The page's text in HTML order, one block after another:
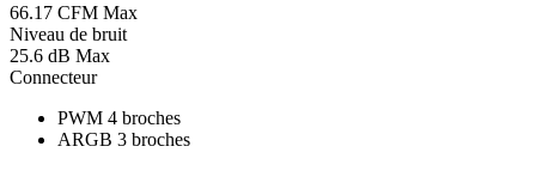
66.17 CFM Max
Niveau de bruit
25.6 dB Max
Connecteur
PWM 4 broches
ARGB 3 broches